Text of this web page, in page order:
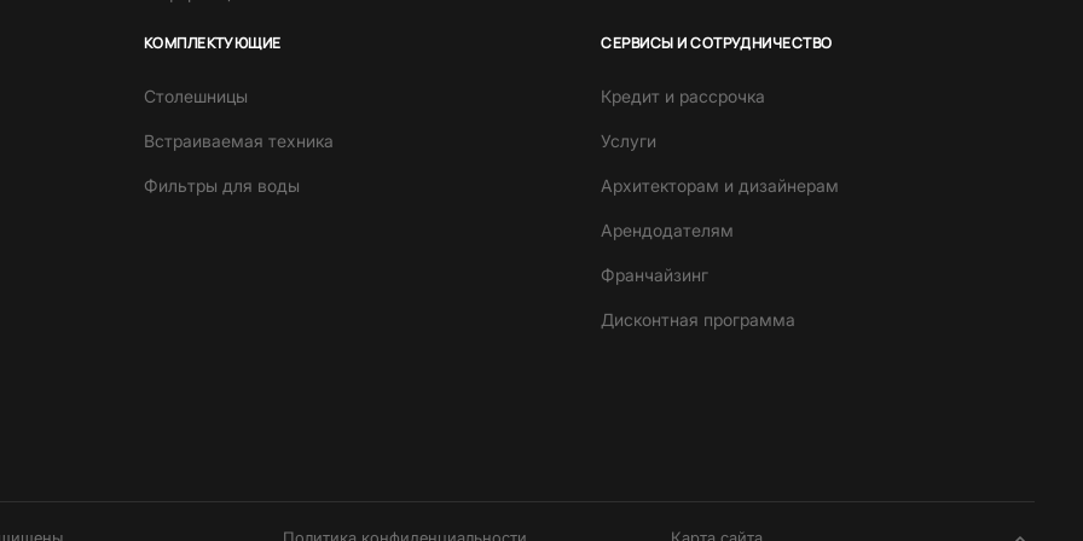
КОМПЛЕКТУЮЩИЕ
Столешницы
Встраиваемая техника
Фильтры для воды
СЕРВИСЫ И СОТРУДНИЧЕСТВО
Кредит и рассрочка
Услуги
Архитекторам и дизайнерам
Арендодателям
Франчайзинг
Дисконтная программа